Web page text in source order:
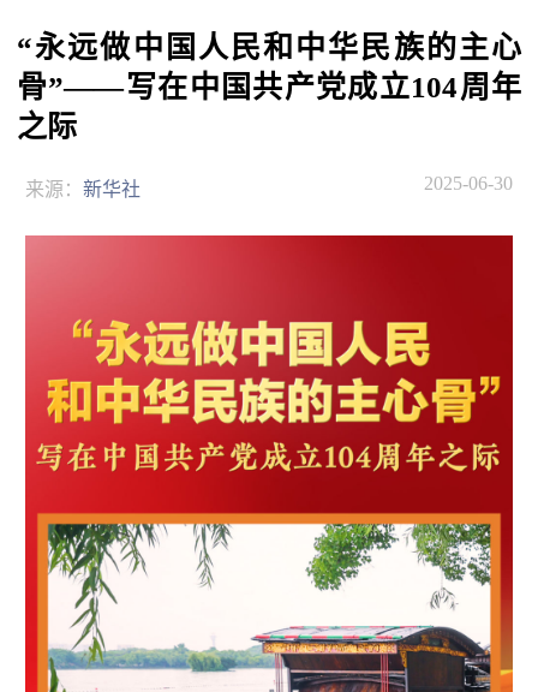
“永远做中国人民和中华民族的主心
骨”——写在中国共产党成立104周年
之际
来源： 新华社 2025-06-30